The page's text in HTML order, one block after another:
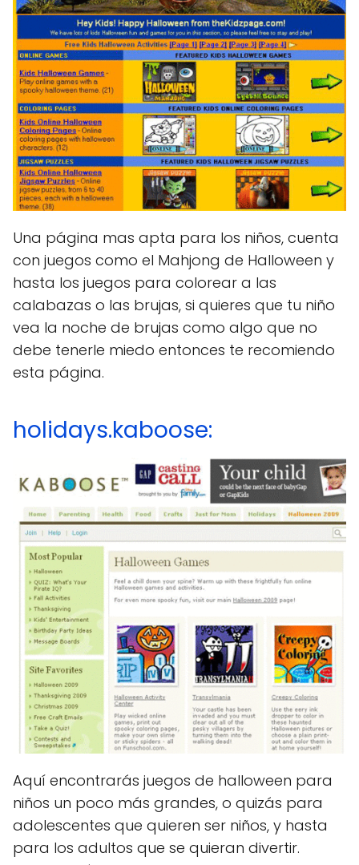
Una página mas apta para los niños, cuenta
con juegos como el Mahjong de Halloween y
hasta los juegos para colorear a las
calabazas o las brujas, si quieres que tu niño
vea la noche de brujas como algo que no
debe tenerle miedo entonces te recomiendo
esta página.
holidays.kaboose:
Aquí encontrarás juegos de halloween para
niños un poco más grandes, o quizás para
adolescentes que quieren ser niños, y hasta
para los adultos que se quieran divertir.